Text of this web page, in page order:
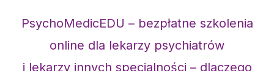
PsychoMedicEDU – bezpłatne szkolenia
online dla lekarzy psychiatrów
i lekarzy innych specjalności – dlaczego